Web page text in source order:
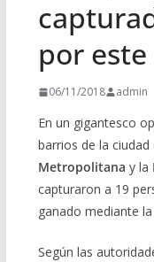
por
06/11/2018 admin
En un gigantesco
barrios de la ciudad
Metropolitana y la
capturaron a 19
ganado mediante
Según las